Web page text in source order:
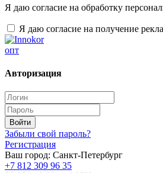
Я даю согласие на обработку
Я даю согласие на получение
опт
Авторизация
Забыли свой пароль?
Регистрация
Ваш город: Санкт-Петербург
+7 812 309 96 35